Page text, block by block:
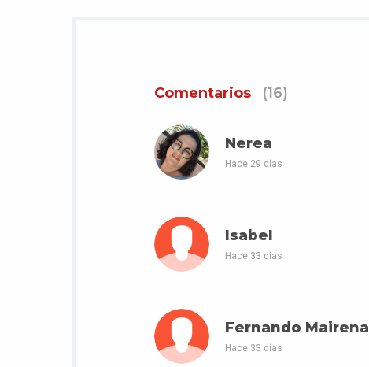
Comentarios (16)
Nerea
Hace 29 días
Isabel
Hace 33 días
Fernando Mairena
Hace 33 días